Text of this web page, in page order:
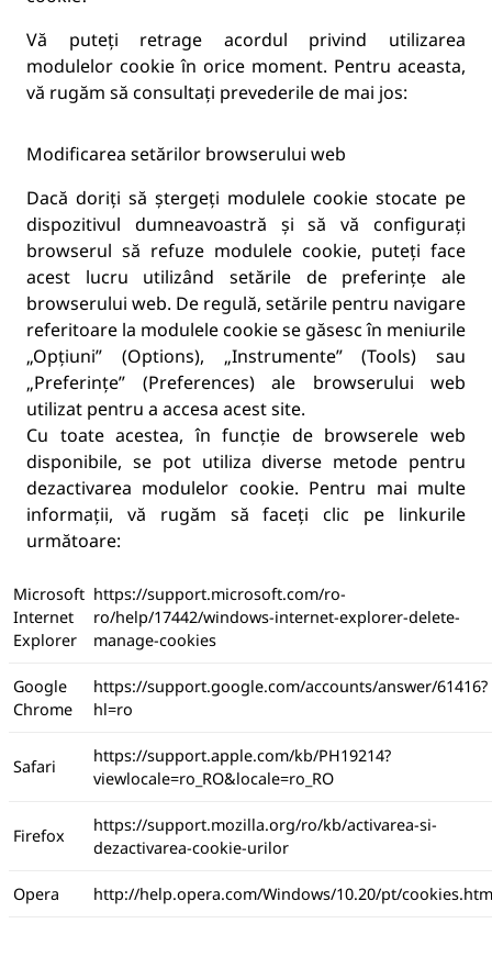
Vă puteți retrage acordul privind utilizarea
modulelor cookie în orice moment. Pentru aceasta,
vă rugăm să consultați prevederile de mai jos:
Modificarea setărilor browserului web
Dacă doriți să ștergeți modulele cookie stocate pe
dispozitivul dumneavoastră și să vă configurați
browserul să refuze modulele cookie, puteți face
acest lucru utilizând setările de preferințe ale
browserului web. De regulă, setările pentru navigare
referitoare la modulele cookie se găsesc în meniurile
„Opțiuni” (Options), „Instrumente” (Tools) sau
„Preferințe” (Preferences) ale browserului web
utilizat pentru a accesa acest site.
Cu toate acestea, în funcție de browserele web
disponibile, se pot utiliza diverse metode pentru
dezactivarea modulelor cookie. Pentru mai multe
informații, vă rugăm să faceți clic pe linkurile
următoare:
Microsoft
Internet
Explorer
https://support.microsoft.com/ro-
ro/help/17442/windows-internet-explorer-delete-
manage-cookies
Google
Chrome
https://support.google.com/accounts/answer/61416?
hl=ro
Safari
https://support.apple.com/kb/PH19214?
viewlocale=ro_RO&locale=ro_RO
Firefox
https://support.mozilla.org/ro/kb/activarea-si-
dezactivarea-cookie-urilor
Opera http://help.opera.com/Windows/10.20/pt/